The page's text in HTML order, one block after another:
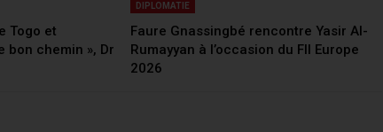
Togo et
bon chemin », Dr
DIPLOMATIE
Faure Gnassingbé rencontre Yasir Al-
Rumayyan à l’occasion du FII Europe
2026